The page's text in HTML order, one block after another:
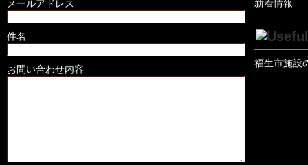
メールアドレス
件名
お問い合わせ内容
新着情報
福生市施設